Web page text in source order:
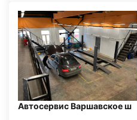
Автосервис Варшавское ш